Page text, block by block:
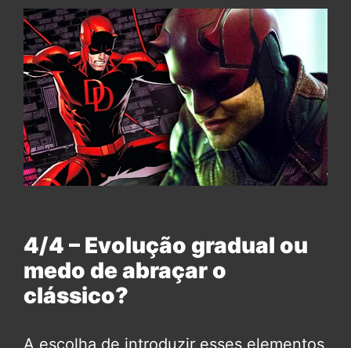
4/4 – Evolução gradual ou
medo de abraçar o
clássico?